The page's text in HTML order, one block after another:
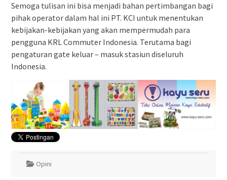
Semoga tulisan ini bisa menjadi bahan pertimbangan bagi
pihak operator dalam hal ini PT. KCI untuk menentukan
kebijakan-kebijakan yang akan mempermudah para
pengguna KRL Commuter Indonesia. Terutama bagi
pengaturan gate keluar – masuk stasiun diseluruh
Indonesia.
Opini